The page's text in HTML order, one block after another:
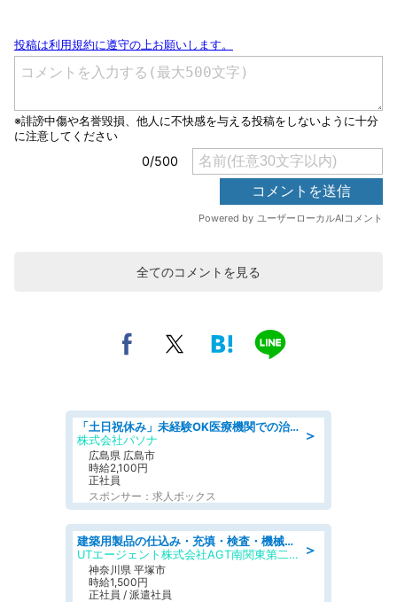
全てのコメントを見る
＞
「土日祝休み」未経験OK医療機関での治験コーディネーターのお仕事
株式会社パソナ
広島県 広島市
時給2,100円
正社員
スポンサー：求人ボックス
＞
建築用製品の仕込み・充填・検査・機械操作/寮完備/日払い/工場・製造
UTエージェント株式会社AGT南関東第二CU
神奈川県 平塚市
時給1,500円
正社員 / 派遣社員